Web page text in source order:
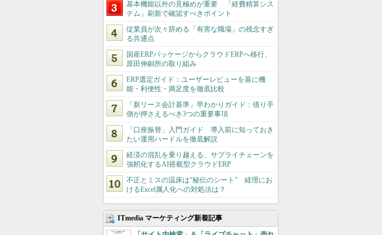
基本機能以外の見極めが重要 「経費精算シス
テム」刷新で確認すべきポイント
従業員が次々辞める「有害な職場」の残念すぎ
る共通点
国産ERPパッケージからクラウドERPへ移行、
原田伸銅所の取り組み
ERP選定ガイド：ユーザーレビューを基に機
能・利便性・満足度を徹底比較
「新リース会計基準」早わかりガイド：借り手
側が押さえるべき3つの重要事項
「口座振替」入門ガイド 導入前に知っておき
たい運用ハードルを徹底解説
経済の混乱を乗り越える、サプライチェーンを
強靭化するAI搭載型クラウドERP
不正とミスの温床は“秘伝のシート” 経理にお
けるExcel属人化への対処法は？
ITmedia マーケティング新着記事